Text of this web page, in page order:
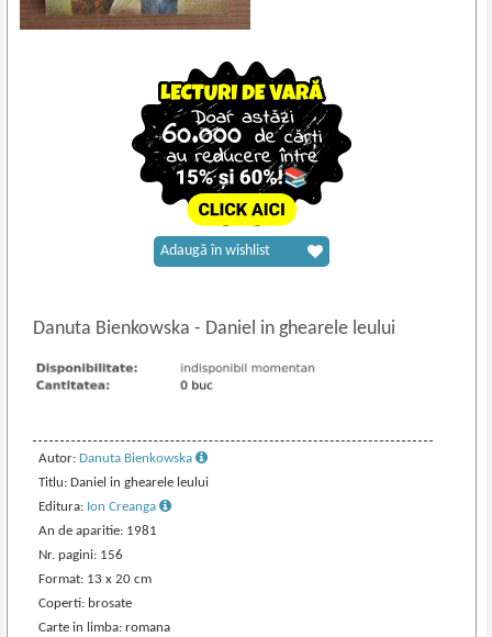
Danuta Bienkowska- Daniel in ghearele leului
Autor:Danuta Bienkowska
Titlu: Daniel in ghearele leului
Editura: Ion Creanga
An de aparitie: 1981
Nr. pagini: 156
Format: 13 x 20 cm
Coperti: brosate
Carte in limba: romana
Adaugă în wishlist